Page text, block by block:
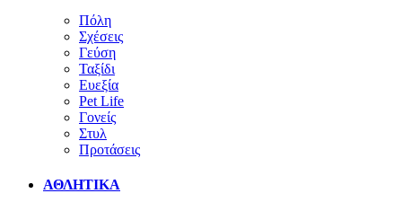
Πόλη
Σχέσεις
Γεύση
Ταξίδι
Ευεξία
Pet Life
Γονείς
Στυλ
Προτάσεις
ΑΘΛΗΤΙΚΑ